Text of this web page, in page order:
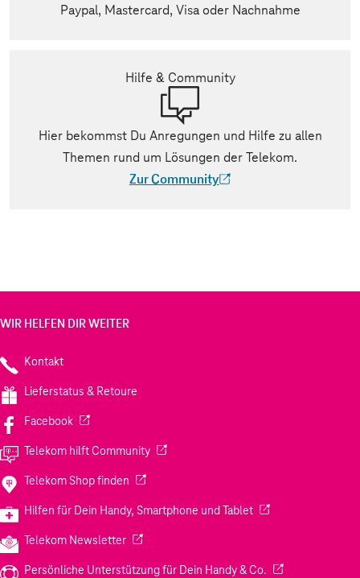
Paypal, Mastercard, Visa oder Nachnahme
Hilfe & Community
Hier bekommst Du Anregungen und Hilfe zu allen
Themen rund um Lösungen der Telekom.
Zur Community
(Der Link wird in einem neuen Tab
WIR HELFEN DIR WEITER
Kontakt
Lieferstatus & Retoure
Facebook(Wird in einem neuen Tab geöffnet)
Telekom hilft Community(Wird in einem neuen Tab geöffnet)
Telekom Shop finden (Wird in einem neuen Tab geöffnet)
Hilfen für Dein Handy, Smartphone und Tablet(Wird in einem
Telekom Newsletter(Wird in einem neuen Tab geöffnet)
Persönliche Unterstützung für Dein Handy & Co. (Wird in einem